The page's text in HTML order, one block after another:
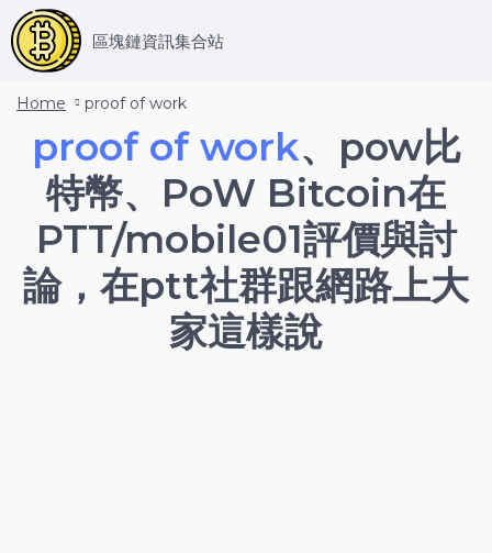
區塊鏈資訊集合站
Home proof of work
proof of work、pow比
特幣、PoW Bitcoin在
PTT/mobile01評價與討
論，在ptt社群跟網路上大
家這樣說